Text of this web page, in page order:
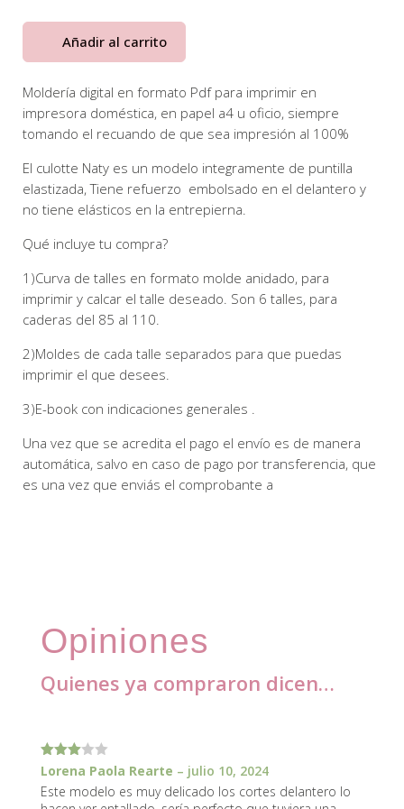
Añadir al carrito
Moldería digital en formato Pdf para imprimir en
impresora doméstica, en papel a4 u oficio, siempre
tomando el recuando de que sea impresión al 100%
El culotte Naty es un modelo integramente de puntilla
elastizada, Tiene refuerzo embolsado en el delantero y
no tiene elásticos en la entrepierna.
Qué incluye tu compra?
1)Curva de talles en formato molde anidado, para
imprimir y calcar el talle deseado. Son 6 talles, para
caderas del 85 al 110.
2)Moldes de cada talle separados para que puedas
imprimir el que desees.
3)E-book con indicaciones generales .
Una vez que se acredita el pago el envío es de manera
automática, salvo en caso de pago por transferencia, que
es una vez que enviás el comprobante a
Opiniones
Quienes ya compraron dicen…
Valorad
3de 5
Lorena Paola Rearte – julio 10, 2024
Este modelo es muy delicado los cortes delantero lo